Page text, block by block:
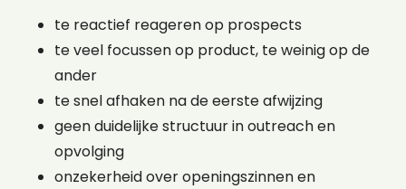
te reactief reageren op prospects
te veel focussen op product, te weinig op de
ander
te snel afhaken na de eerste afwijzing
geen duidelijke structuur in outreach en
opvolging
onzekerheid over openingszinnen en